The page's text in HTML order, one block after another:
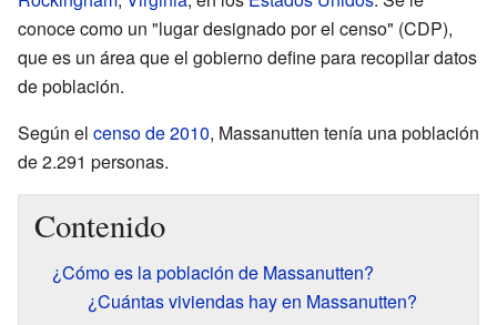
conoce como un "lugar designado por el censo" (CDP),
que es un área que el gobierno define para recopilar datos
de población.
Según el censo de 2010, Massanutten tenía una población
de 2.291 personas.
Contenido
¿Cómo es la población de Massanutten?
¿Cuántas viviendas hay en Massanutten?